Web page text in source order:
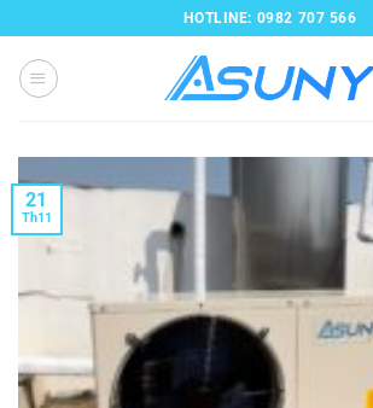
qua
nội
dung
HOTLINE: 0982 707 566
21
Th11